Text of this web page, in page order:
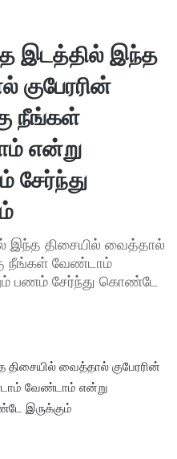
இடத்தில் இந்த
குபேரரின்
நீங்கள்
என்று
இந்த திசையில் வைத்தால்
நீங்கள் வேண்டாம்
பணம் சேர்ந்து கொண்டே
வைத்தால் குபேரரின்
வேண்டாம் என்று
இருக்கும்